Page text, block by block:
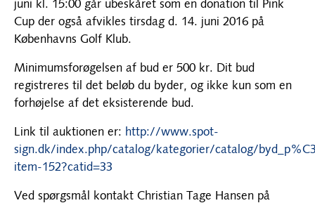
juni kl. 15:00 går ubeskåret som en donation til Pink
Cup der også afvikles tirsdag d. 14. juni 2016 på
Københavns Golf Klub.
Minimumsforøgelsen af bud er 500 kr. Dit bud
registreres til det beløb du byder, og ikke kun som en
forhøjelse af det eksisterende bud.
Link til auktionen er: http://www.spot-
sign.dk/index.php/catalog/kategorier/catalog/
item-152?catid=33
Ved spørgsmål kontakt Christian Tage Hansen på